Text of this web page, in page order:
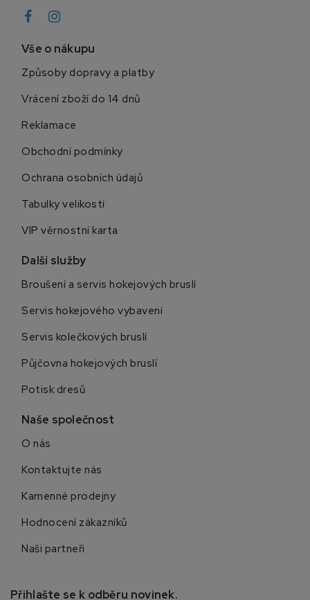
Vše o nákupu
Způsoby dopravy a platby
Vrácení zboží do 14 dnů
Reklamace
Obchodní podmínky
Ochrana osobních údajů
Tabulky velikostí
VIP věrnostní karta
Další služby
Broušení a servis hokejových bruslí
Servis hokejového vybavení
Servis kolečkových bruslí
Půjčovna hokejových bruslí
Potisk dresů
Naše společnost
O nás
Kontaktujte nás
Kamenné prodejny
Hodnocení zákazníků
Naši partneři
Přihlašte se k odběru novinek.